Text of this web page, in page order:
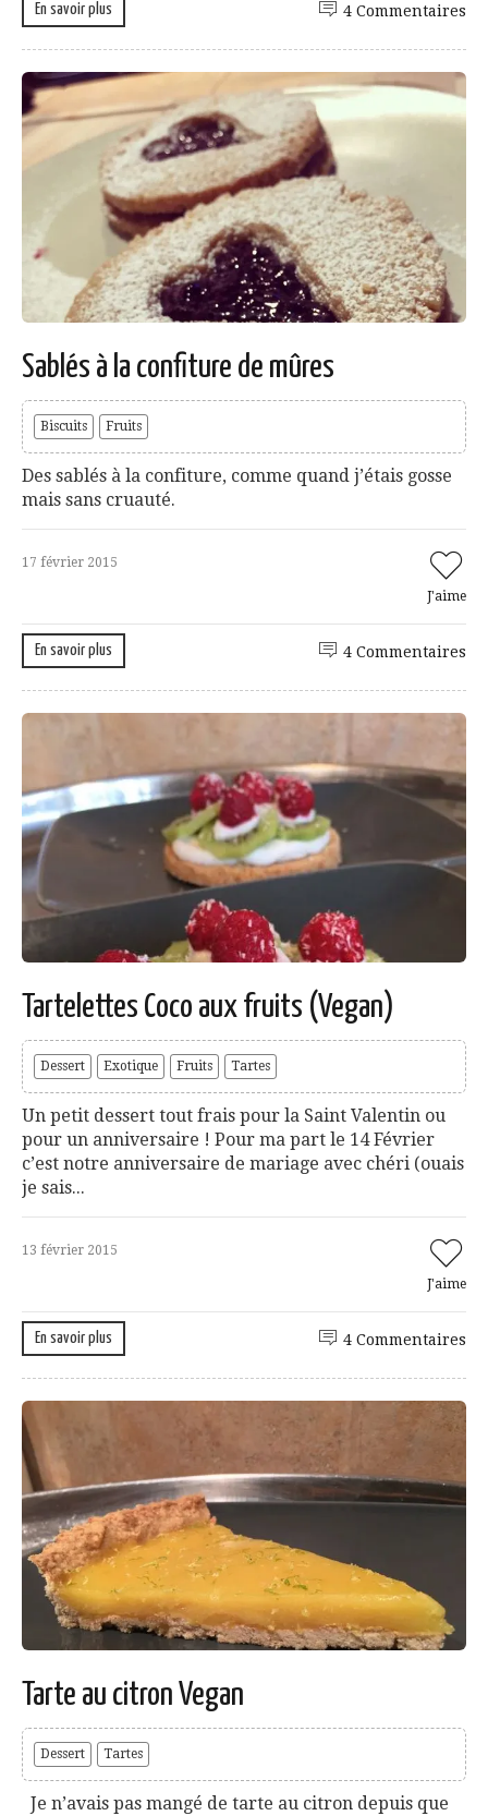
En savoir plus 4 Commentaires
Sablés à la confiture de mûres
Biscuits Fruits
Des sablés à la confiture, comme quand j’étais gosse
mais sans cruauté.
17 février 2015
J'aime
En savoir plus 4 Commentaires
Tartelettes Coco aux fruits (Vegan)
Dessert Exotique Fruits Tartes
Un petit dessert tout frais pour la Saint Valentin ou
pour un anniversaire ! Pour ma part le 14 Février
c’est notre anniversaire de mariage avec chéri (ouais
je sais...
13 février 2015
J'aime
En savoir plus 4 Commentaires
Tarte au citron Vegan
Dessert Tartes
Je n’avais pas mangé de tarte au citron depuis que